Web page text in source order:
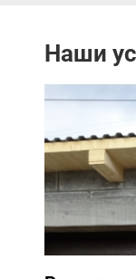
Наши